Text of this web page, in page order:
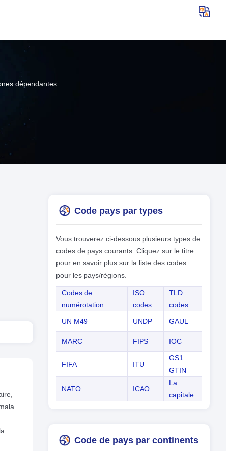
dépendantes.
Code pays par types
Vous trouverez ci-dessous plusieurs types de
codes de pays courants. Cliquez sur le titre
pour en savoir plus sur la liste des codes
pour les pays/régions.
Codes de
numérotation
ISO
codes
TLD
codes
UN M49
UNDP GAUL
MARC FIPS IOC
FIFA ITU
GS1
GTIN
NATO ICAO
La
capitale
Code de pays par continents